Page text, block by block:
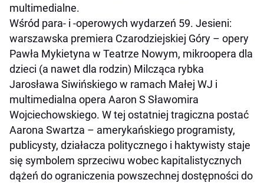
multimedialne.
Wśród para- i -operowych wydarzeń 59. Jesieni:
warszawska premiera Czarodziejskiej Góry – opery
Pawła Mykietyna w Teatrze Nowym, mikroopera dla
dzieci (a nawet dla rodzin) Milcząca rybka
Jarosława Siwińskiego w ramach Małej WJ i
multimedialna opera Aaron S Sławomira
Wojciechowskiego. W tej ostatniej tragiczna postać
Aarona Swartza – amerykańskiego programisty,
publicysty, działacza politycznego i haktywisty staje
się symbolem sprzeciwu wobec kapitalistycznych
dążeń do ograniczenia powszechnej dostępności do